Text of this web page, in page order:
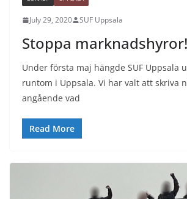
July 29, 2020 SUF Uppsala
Stoppa marknadshyror!
Under första maj hängde SUF Uppsala
runtom i Uppsala. Vi har valt att skriva
angående vad
Read More